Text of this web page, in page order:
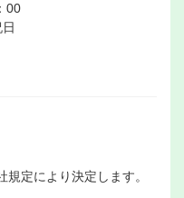
00
定により決定します。